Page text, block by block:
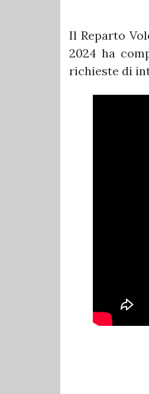
Il Reparto
2024 ha
richieste di